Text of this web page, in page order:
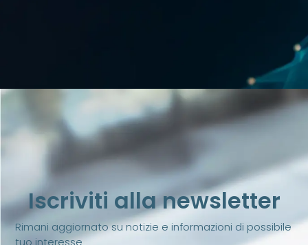
Iscriviti alla newsletter
Rimani aggiornato su notizie e informazioni di possibile
tuo interesse